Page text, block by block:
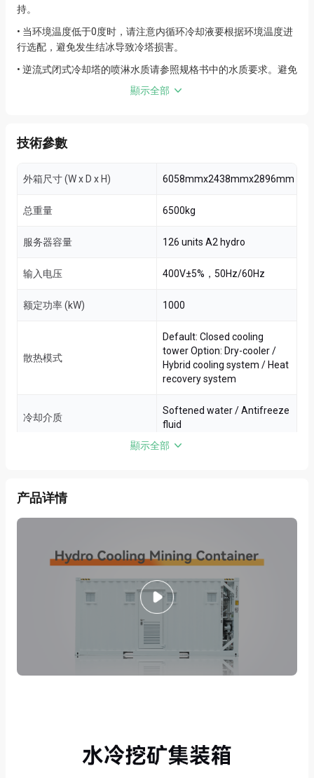
持。
• 当环境温度低于0度时，请注意内循环冷却液要根据环境温度进
行选配，避免发生结冰导致冷塔损害。
• 逆流式闭式冷却塔的喷淋水质请参照规格书中的水质要求。避免
顯示全部
技術參數
外箱尺寸 (W x D x H) 6058mmx2438mmx2896mm
总重量 6500kg
服务器容量 126 units A2 hydro
输入电压 400V±5%，50Hz/60Hz
额定功率 (kW) 1000
散热模式
Default: Closed cooling
tower Option: Dry-cooler /
Hybrid cooling system / Heat
recovery system
冷却介质
Softened water / Antifreeze
fluid
运输标准
Industrial PC, Temp &
Humidity Monitoring through
Web/APP, Pressure sensor,
Water detect sensor, Smoke
alarm, Error Light,
Multifunctional Power Meter
顯示全部
产品详情